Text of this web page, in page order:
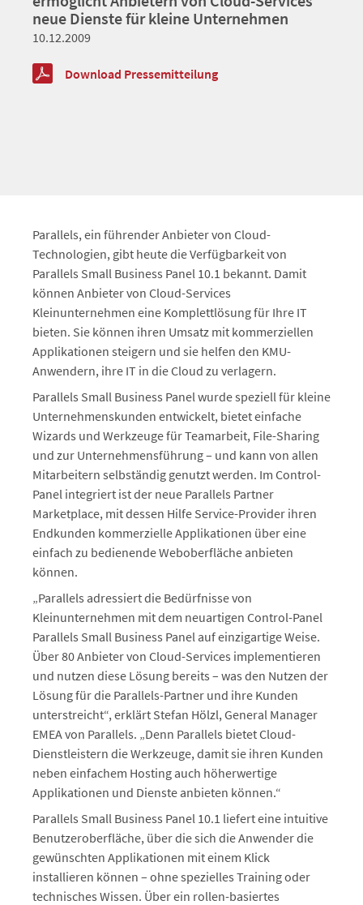
neue Dienste für kleine Unternehmen
10.12.2009
Download Pressemitteilung
Parallels, ein führender Anbieter von Cloud-
Technologien, gibt heute die Verfügbarkeit von
Parallels Small Business Panel 10.1 bekannt. Damit
können Anbieter von Cloud-Services
Kleinunternehmen eine Komplettlösung für Ihre IT
bieten. Sie können ihren Umsatz mit kommerziellen
Applikationen steigern und sie helfen den KMU-
Anwendern, ihre IT in die Cloud zu verlagern.
Parallels Small Business Panel wurde speziell für kleine
Unternehmenskunden entwickelt, bietet einfache
Wizards und Werkzeuge für Teamarbeit, File-Sharing
und zur Unternehmensführung – und kann von allen
Mitarbeitern selbständig genutzt werden. Im Control-
Panel integriert ist der neue Parallels Partner
Marketplace, mit dessen Hilfe Service-Provider ihren
Endkunden kommerzielle Applikationen über eine
einfach zu bedienende Weboberfläche anbieten
können.
„Parallels adressiert die Bedürfnisse von
Kleinunternehmen mit dem neuartigen Control-Panel
Parallels Small Business Panel auf einzigartige Weise.
Über 80 Anbieter von Cloud-Services implementieren
und nutzen diese Lösung bereits – was den Nutzen der
Lösung für die Parallels-Partner und ihre Kunden
unterstreicht“, erklärt Stefan Hölzl, General Manager
EMEA von Parallels. „Denn Parallels bietet Cloud-
Dienstleistern die Werkzeuge, damit sie ihren Kunden
neben einfachem Hosting auch höherwertige
Applikationen und Dienste anbieten können.“
Parallels Small Business Panel 10.1 liefert eine intuitive
Benutzeroberfläche, über die sich die Anwender die
gewünschten Applikationen mit einem Klick
installieren können – ohne spezielles Training oder
technisches Wissen. Über ein rollen-basiertes